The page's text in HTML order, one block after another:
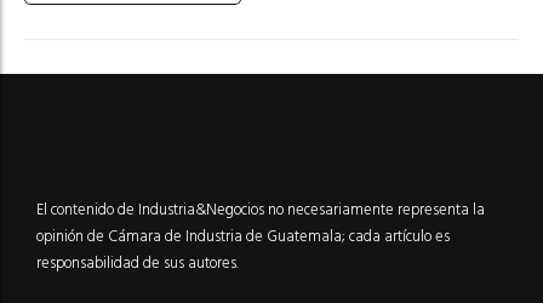
El contenido de Industria&Negocios no necesariamente representa la
opinión de Cámara de Industria de Guatemala; cada artículo es
responsabilidad de sus autores.